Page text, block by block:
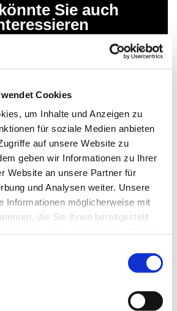
Cookies
um Inhalte und Anzeigen zu
für soziale Medien anbieten
auf unsere Website zu
geben wir Informationen zu Ihrer
Website an unsere Partner für
und Analysen weiter. Unsere
Informationen möglicherweise mit
die Sie ihnen bereitgestellt
Sie auch